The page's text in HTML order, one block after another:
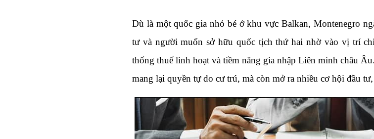
Dù là một quốc gia nhỏ bé ở khu vực Balkan, Montenegro
tư và người muốn sở hữu quốc tịch thứ hai nhờ vào vị trí
thống thuế linh hoạt và tiềm năng gia nhập Liên minh châu
mang lại quyền tự do cư trú, mà còn mở ra nhiều cơ hội đầu